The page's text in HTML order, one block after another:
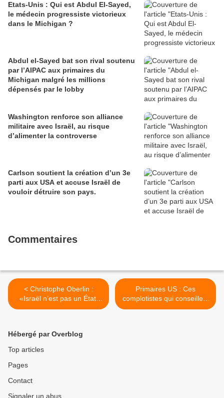
Etats-Unis : Qui est Abdul El-Sayed,
le médecin progressiste victorieux
dans le Michigan ?
Abdul el-Sayed bat son rival soutenu
par l’AIPAC aux primaires du
Michigan malgré les millions
dépensés par le lobby
Washington renforce son alliance
militaire avec Israël, au risque
d’alimenter la controverse
Carlson soutient la création d’un 3e
parti aux USA et accuse Israël de
vouloir détruire son pays.
Commentaires
< Christophe Oberlin :
«Israël n’est pas un État,
c’est un lobby »
Primaires US : Ces
complotistes qui conseillent
Ted Cruz >
Hébergé par Overblog
Top articles
Pages
Contact
Signaler un abus